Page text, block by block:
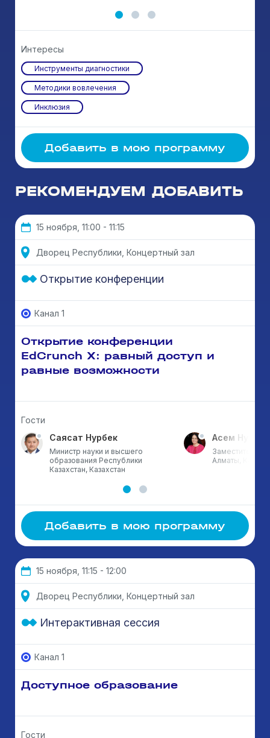
Интересы
Инструменты диагностики
Методики вовлечения
Инклюзия
Добавить в мою программу
РЕКОМЕНДУЕМ ДОБАВИТЬ
15 ноября, 11:00 - 11:15
Дворец Республики, Концертный зал
Открытие конференции
Канал 1
Открытие конференции
EdCrunch X: равный доступ и
равные возможности
Гости
Саясат Нурбек
Министр науки и высшего
образования Республики
Казахстан, Казахстан
Асем
Заместитель
Алматы,
Добавить в мою программу
15 ноября, 11:15 - 12:00
Дворец Республики, Концертный зал
Интерактивная сессия
Канал 1
Доступное образование
Гости